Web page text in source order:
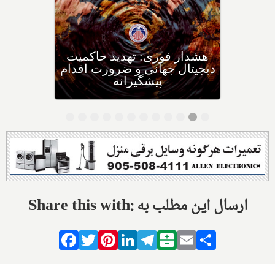
تحقیقات دانشمندان دانشگاهی
در مجارستان: چه غذاهایی را
برای چه سرطان‌هایی نباید
بخوریم، و چه غذاهایی را
بخوریم؟
Share this with: ارسال این مطلب به
Facebook
TwitterPinterestLinkedIn
Telegram
Balatarin
Email